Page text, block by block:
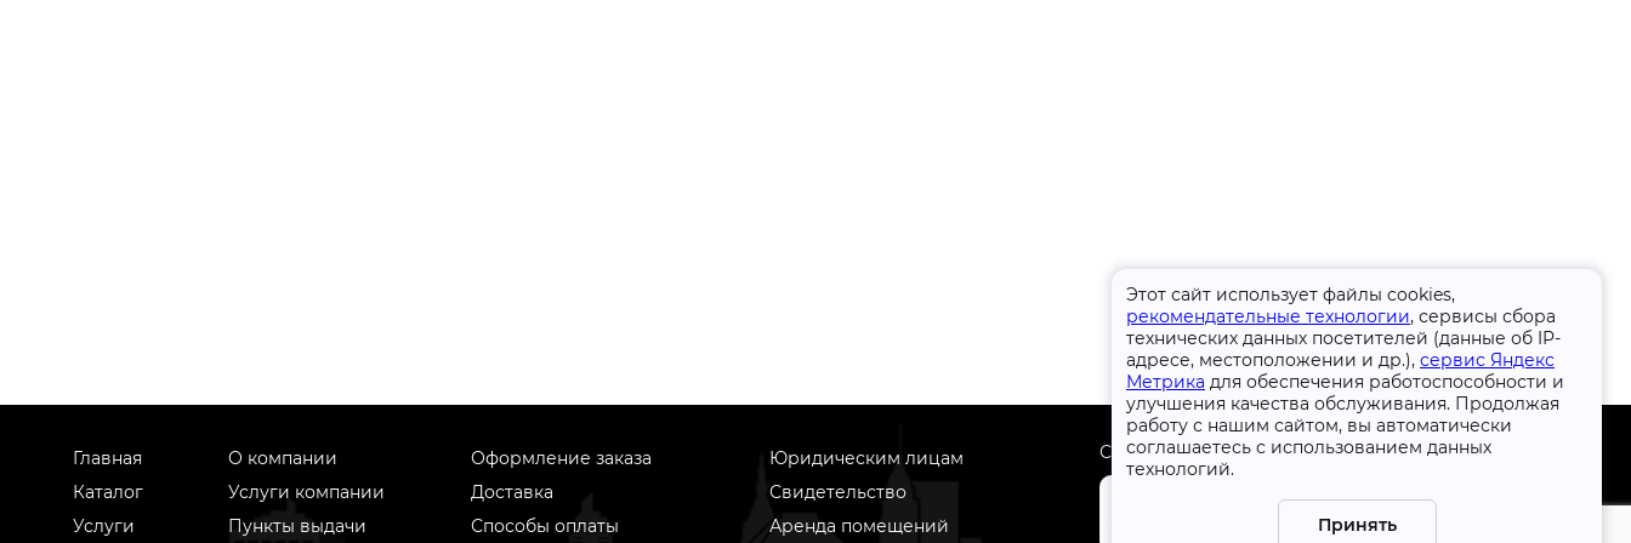
Этот сайт использует файлы cookies,
рекомендательные технологии, сервисы сбора
технических данных посетителей (данные об IP-
адресе, местоположении и др.), сервис Яндекс
Метрика для обеспечения работоспособности и
улучшения качества обслуживания. Продолжая
работу с нашим сайтом, вы автоматически
соглашаетесь с использованием данных
технологий.
Принять
Главная
Каталог
Услуги
О компании
Услуги компании
Пункты выдачи
Оформление заказа
Доставка
Способы оплаты
Юридическим лицам
Свидетельство
Аренда помещений
Скачать приложение